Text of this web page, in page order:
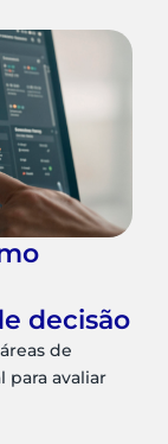
decisão
de
para avaliar